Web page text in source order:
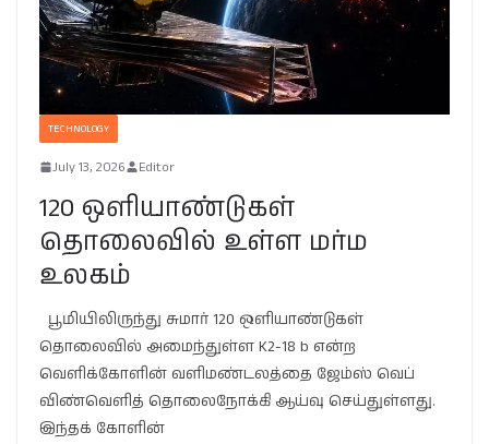
TECHNOLOGY
July 13, 2026 Editor
120 ஒளியாண்டுகள்
தொலைவில் உள்ள மர்ம
உலகம்
பூமியிலிருந்து சுமார் 120 ஒளியாண்டுகள்
தொலைவில் அமைந்துள்ள K2-18 b என்ற
வெளிக்கோளின் வளிமண்டலத்தை ஜேம்ஸ் வெப்
விண்வெளித் தொலைநோக்கி ஆய்வு செய்துள்ளது.
இந்தக் கோளின்